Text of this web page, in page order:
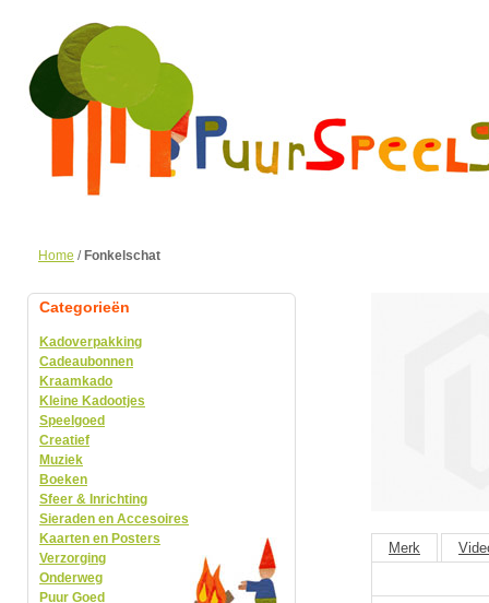
Home / Fonkelschat
Merk
Categorieën
Kadoverpakking
Cadeaubonnen
Kraamkado
Kleine Kadootjes
Speelgoed
Creatief
Muziek
Boeken
Sfeer & Inrichting
Sieraden en Accesoires
Kaarten en Posters
Verzorging
Onderweg
Puur Goed